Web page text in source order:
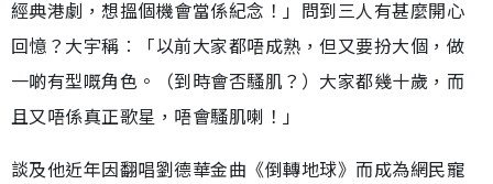
經典港劇，想搵個機會當係紀念！」問到三人有甚麼開心
回憶？大宇稱︰「以前大家都唔成熟，但又要扮大個，做
一啲有型嘅角色。（到時會否騷肌？）大家都幾十歲，而
且又唔係真正歌星，唔會騷肌喇！」
談及他近年因翻唱劉德華金曲《倒轉地球》而成為網民寵